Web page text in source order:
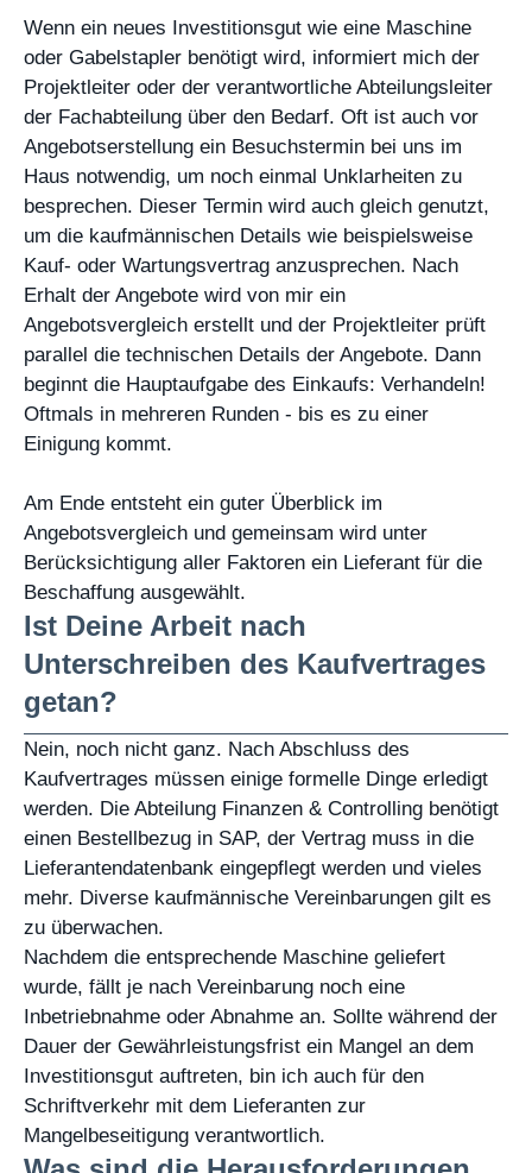
Wenn ein neues Investitionsgut wie eine Maschine
oder Gabelstapler benötigt wird, informiert mich der
Projektleiter oder der verantwortliche Abteilungsleiter
der Fachabteilung über den Bedarf. Oft ist auch vor
Angebotserstellung ein Besuchstermin bei uns im
Haus notwendig, um noch einmal Unklarheiten zu
besprechen. Dieser Termin wird auch gleich genutzt,
um die kaufmännischen Details wie beispielsweise
Kauf- oder Wartungsvertrag anzusprechen. Nach
Erhalt der Angebote wird von mir ein
Angebotsvergleich erstellt und der Projektleiter prüft
parallel die technischen Details der Angebote. Dann
beginnt die Hauptaufgabe des Einkaufs: Verhandeln!
Oftmals in mehreren Runden - bis es zu einer
Einigung kommt.
Am Ende entsteht ein guter Überblick im
Angebotsvergleich und gemeinsam wird unter
Berücksichtigung aller Faktoren ein Lieferant für die
Beschaffung ausgewählt.
Ist Deine Arbeit nach
Unterschreiben des Kaufvertrages
getan?
Nein, noch nicht ganz. Nach Abschluss des
Kaufvertrages müssen einige formelle Dinge erledigt
werden. Die Abteilung Finanzen & Controlling benötigt
einen Bestellbezug in SAP, der Vertrag muss in die
Lieferantendatenbank eingepflegt werden und vieles
mehr. Diverse kaufmännische Vereinbarungen gilt es
zu überwachen.
Nachdem die entsprechende Maschine geliefert
wurde, fällt je nach Vereinbarung noch eine
Inbetriebnahme oder Abnahme an. Sollte während der
Dauer der Gewährleistungsfrist ein Mangel an dem
Investitionsgut auftreten, bin ich auch für den
Schriftverkehr mit dem Lieferanten zur
Mangelbeseitigung verantwortlich.